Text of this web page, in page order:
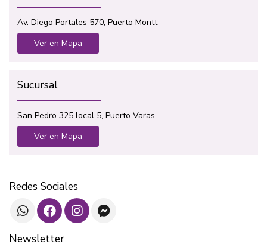
Av. Diego Portales 570, Puerto Montt
Ver en Mapa
Sucursal
San Pedro 325 local 5, Puerto Varas
Ver en Mapa
Redes Sociales
Newsletter